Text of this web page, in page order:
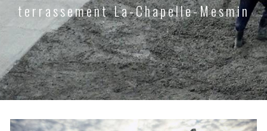
terrassement La-Chapelle-Mesmin